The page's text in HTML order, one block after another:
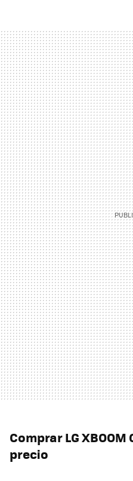
Comprar LG XBOOM
precio